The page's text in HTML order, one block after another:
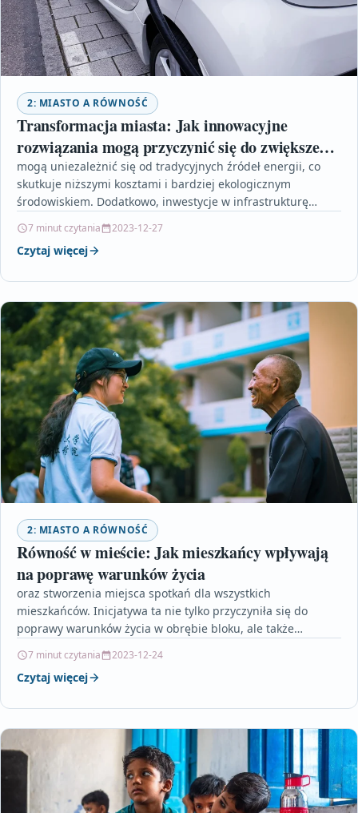
2: MIASTO A RÓWNOŚĆ
Transformacja miasta: Jak innowacyjne
rozwiązania mogą przyczynić się do zwiększenia
równości społecznej
mogą uniezależnić się od tradycyjnych źródeł energii, co
skutkuje niższymi kosztami i bardziej ekologicznym
środowiskiem. Dodatkowo, inwestycje w infrastrukturę
7 minut czytania 2023-12-27
Czytaj więcej
2: MIASTO A RÓWNOŚĆ
Równość w mieście: Jak mieszkańcy wpływają
na poprawę warunków życia
oraz stworzenia miejsca spotkań dla wszystkich
mieszkańców. Inicjatywa ta nie tylko przyczyniła się do
poprawy warunków życia w obrębie bloku, ale także
7 minut czytania 2023-12-24
Czytaj więcej